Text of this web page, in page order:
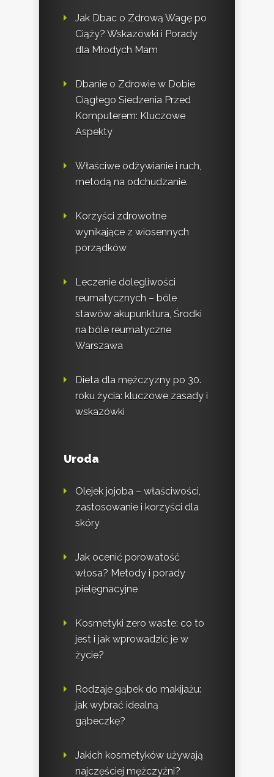
Jak Dbac o Zdrową Wagę po
Ciąży? Wskazówki i Porady
dla Młodych Mam
Dbanie o Zdrowie w Dobie
Ciągłego Siedzenia Przed
Komputerem: Kluczowe
Aspekty
Właściwe odżywianie i ruch,
metodą na odchudzanie.
Korzyści zdrowotne
wynikające z wiosennych
porządków
Leczenie dolegliwości
reumatycznych – bóle
stawów akupunktura, Środki
na bóle reumatyczne
Warszawa
Dieta dla mężczyzny po 30.
roku życia: kluczowe zasady i
wskazówki
Uroda
Olejek jojoba – właściwości,
zastosowanie i korzyści dla
skóry
Jak ocenić porowatość
włosa? Metody i porady
pielęgnacyjne
Kosmetyki zero waste: co to
jest i jak wprowadzić je w
życie?
Rodzaje gąbek do makijażu:
jak wybrać idealną
gąbeczkę?
Jakich kosmetyków używają
najczęściej mężczyźni?